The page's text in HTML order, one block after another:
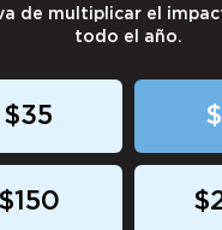
de multiplicar el
todo el año.
$35
$150